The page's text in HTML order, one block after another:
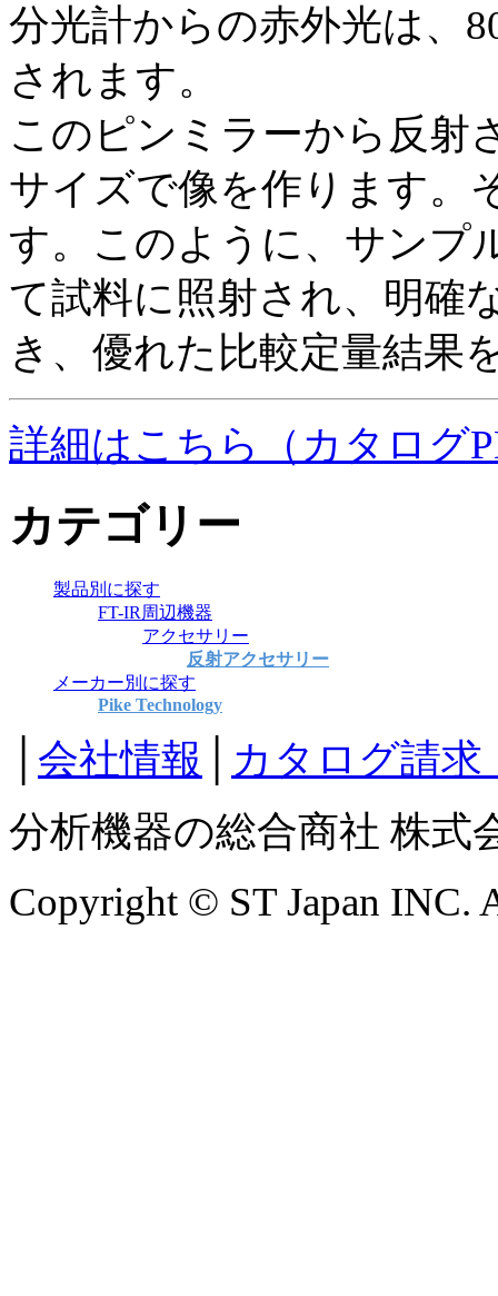
分光計からの赤外光は、
されます。
このピンミラーから反射
サイズで像を作ります。
す。このように、サンプ
て試料に照射され、明確
き、優れた比較定量結果
詳細はこちら（カタログ
カテゴリー
製品別に探す
FT-IR周辺機器
アクセサリー
反射アクセサリー
メーカー別に探す
Pike Technology
会社情報
カタログ請
分析機器の総合商社 株式
Copyright © ST Japan INC.